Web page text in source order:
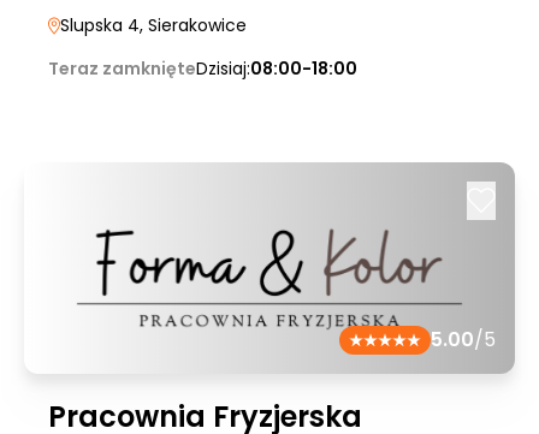
Slupska 4, Sierakowice
Teraz zamknięteDzisiaj:08:00-18:00
5.00/5
Pracownia Fryzjerska